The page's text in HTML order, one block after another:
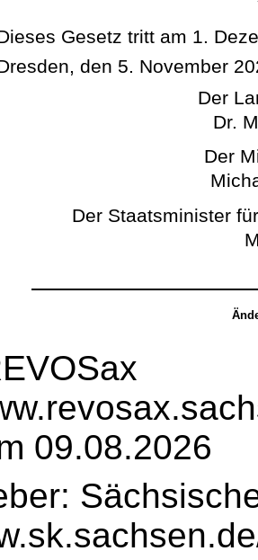
Gesetz tritt am 1.
den 5. November
Der
Dr.
Der
Der Staatsminister
09.08.2026